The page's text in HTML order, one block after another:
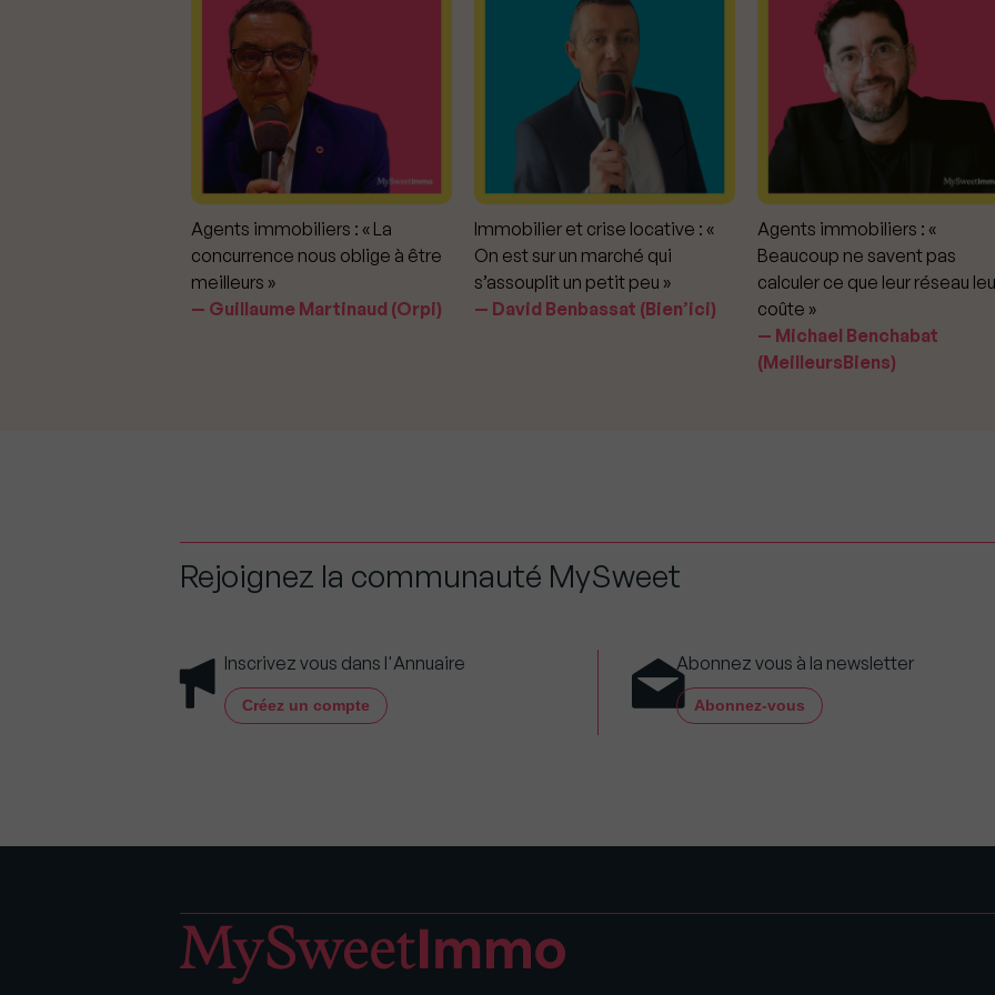
Agents immobiliers : « La
concurrence nous oblige à être
meilleurs »
Guillaume Martinaud (Orpi)
Immobilier et crise locative : «
On est sur un marché qui
s’assouplit un petit peu »
David Benbassat (Bien’ici)
Agents immobiliers : «
Beaucoup ne savent pas
calculer ce que leur réseau
coûte »
Michael Benchabat
(MeilleursBiens)
Rejoignez la communauté MySweet
Inscrivez vous dans l'Annuaire
Créez un compte
Abonnez vous à la newsletter
Abonnez-vous